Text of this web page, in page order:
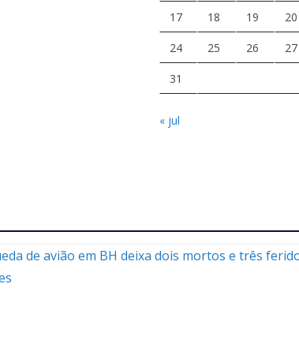
17 18 19 20
24 25 26 27
31
« jul